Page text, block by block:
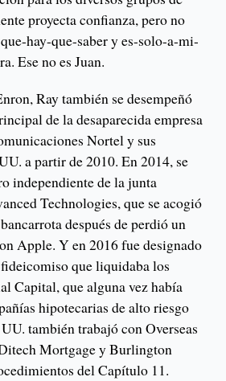
proyecta confianza, pero no
hay-que-saber y es-solo-a-mi-
Ese no es Juan.
Ray también se desempeñó
de la desaparecida empresa
Nortel y sus
a partir de 2010. En 2014, se
independiente de la junta
Technologies, que se acogió
después de perdió un
Apple. Y en 2016 fue designado
que liquidaba los
Capital, que alguna vez había
hipotecarias de alto riesgo
también trabajó con Overseas
Mortgage y Burlington
del Capítulo 11.